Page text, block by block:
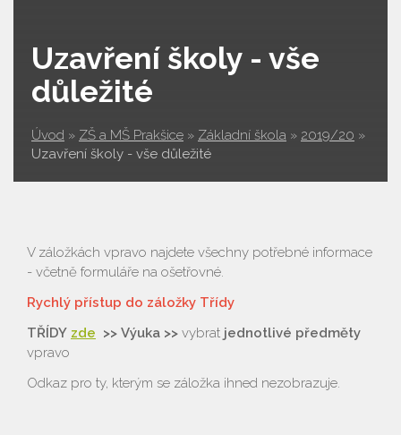
Uzavření školy - vše
důležité
Úvod » ZŠ a MŠ Prakšice » Základní škola » 2019/20 »
Uzavření školy - vše důležité
V záložkách vpravo najdete všechny potřebné informace
- včetně formuláře na ošetřovné.
Rychlý přístup do záložky Třídy
TŘÍDY zde >> Výuka >> vybrat jednotlivé předměty
vpravo
Odkaz pro ty, kterým se záložka ihned nezobrazuje.